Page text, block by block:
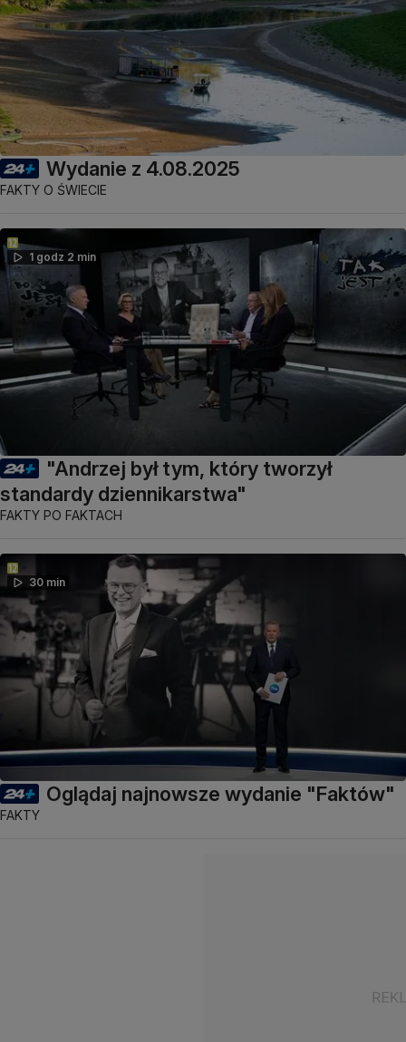
Wydanie z 4.08.2025
FAKTY O ŚWIECIE
1 godz 2 min
"Andrzej był tym, który tworzył
standardy dziennikarstwa"
FAKTY PO FAKTACH
30 min
Oglądaj najnowsze wydanie "Faktów"
FAKTY